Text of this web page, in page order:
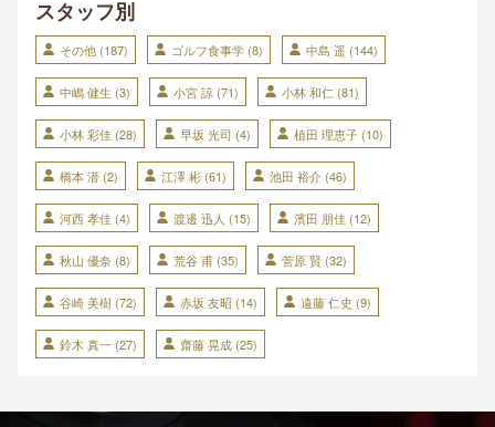
スタッフ別
その他 (187) ゴルフ食事学 (8) 中島 遥 (144)
中嶋 健生 (3) 小宮 諒 (71) 小林 和仁 (81)
小林 彩佳 (28) 早坂 光司 (4) 植田 理恵子 (10)
橋本 潜 (2) 江澤 彬 (61) 池田 裕介 (46)
河西 孝佳 (4) 渡邊 迅人 (15) 濱田 朋佳 (12)
秋山 優奈 (8) 荒谷 甫 (35) 菅原 賢 (32)
谷崎 美樹 (72) 赤坂 友昭 (14) 遠藤 仁史 (9)
鈴木 真一 (27) 齋藤 晃成 (25)